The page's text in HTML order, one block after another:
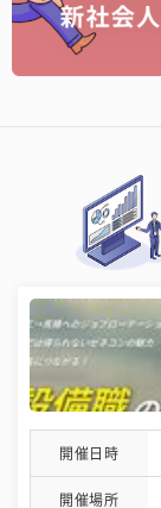
開催日時
開催場所